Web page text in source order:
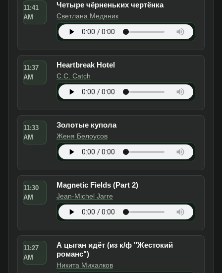
11:41
AM
Четыре чёрненьких чертёнка
Светлана Медяник
11:37
AM
Heartbreak Hotel
C.C. Catch
11:33
AM
Золотые купола
Женя Белоусов
11:30
AM
Magnetic Fields (Part 2)
Jean-Michel Jarre
11:27
AM
А цыган идёт (из к/ф "Жестокий
романс")
Никита Михалков